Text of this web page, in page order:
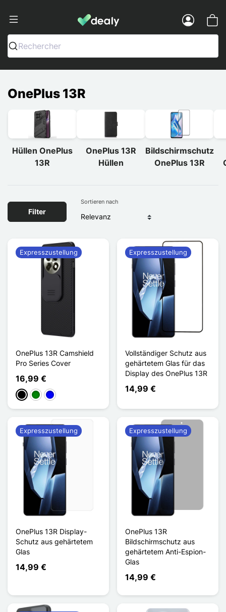
Dealy - Hüllen und Zubehör für
Rechercher
OnePlus 13R
Hüllen OnePlus
13R
OnePlus 13R
Hüllen
Bildschirmschutz
OnePlus 13R
Filter
Sortieren nach
OnePlus 13R Camshield
Pro Series Cover
16,99 €
Schwarz
GrünBlau
Expresszustellung
Vollständiger Schutz aus
gehärtetem Glas für das
Display des OnePlus 13R
14,99 €
Expresszustellung
OnePlus 13R Display-
Schutz aus gehärtetem
Glas
14,99 €
Expresszustellung
OnePlus 13R
Bildschirmschutz aus
gehärtetem Anti-Espion-
Glas
14,99 €
Expresszustellung